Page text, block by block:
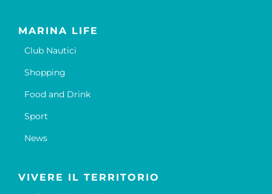
MARINA LIFE
Club Nautici
Shopping
Food and Drink
Sport
News
VIVERE IL TERRITORIO